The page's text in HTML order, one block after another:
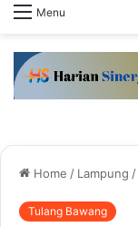
Menu
Home / Lampung /
Tulang Bawang